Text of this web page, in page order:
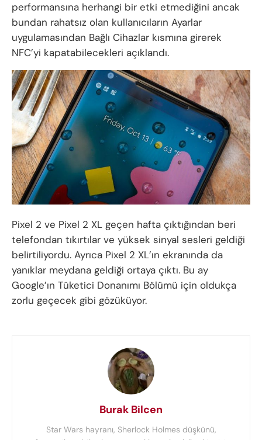
performansına herhangi bir etki etmediğini ancak
bundan rahatsız olan kullanıcıların Ayarlar
uygulamasından Bağlı Cihazlar kısmına girerek
NFC’yi kapatabilecekleri açıklandı.
Pixel 2 ve Pixel 2 XL geçen hafta çıktığından beri
telefondan tıkırtılar ve yüksek sinyal sesleri geldiği
belirtiliyordu. Ayrıca Pixel 2 XL’ın ekranında da
yanıklar meydana geldiği ortaya çıktı. Bu ay
Google’ın Tüketici Donanımı Bölümü için oldukça
zorlu geçecek gibi gözüküyor.
Burak Bilcen
Star Wars hayranı, Sherlock Holmes düşkünü,